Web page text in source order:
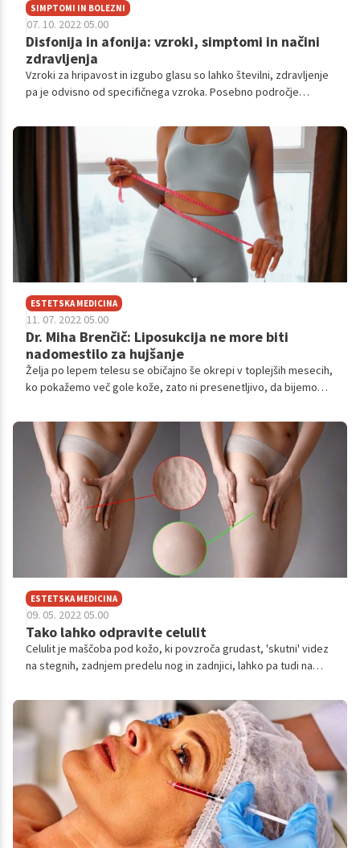
SIMPTOMI IN BOLEZNI
07. 10. 2022 05.00
Disfonija in afonija: vzroki, simptomi in načini
zdravljenja
Vzroki za hripavost in izgubo glasu so lahko številni, zdravljenje
pa je odvisno od specifičnega vzroka. Posebno področje
katere se najpogosteje odločijo ljudje, ki spremenijo spol.
ESTETSKA MEDICINA
11. 07. 2022 05.00
Dr. Miha Brenčič: Liposukcija ne more biti
nadomestilo za hujšanje
Želja po lepem telesu se običajno še okrepi v toplejših mesecih,
ko pokažemo več gole kože, zato ni presenetljivo, da bijemo
celulitom. A včasih smo pri tem neuspešni in se ne glede na ves
vložen trud, od diet, intenzivne telovadbe do čudežnih krem, ne
moremo znebiti odvečne maščobe na določenih mestih. In takrat
mogoče celo pomislimo na liposukcijo, ki nam lahko pomaga pri
izgubi trdovratnih oblog, ki nam grenijo vsakdan. O liposukciji,
vseh njenih učinkih in o tem, kaj je danes na voljo, smo se
pogovarjali tudi s specialistom splošne kirurgije.
ESTETSKA MEDICINA
09. 05. 2022 05.00
Tako lahko odpravite celulit
Celulit je maščoba pod kožo, ki povzroča grudast, 'skutni' videz
na stegnih, zadnjem predelu nog in zadnjici, lahko pa tudi na
neškodljiv.